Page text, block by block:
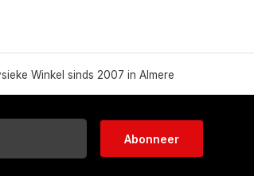
Winkel sinds 2007 in Almere
Abonneer